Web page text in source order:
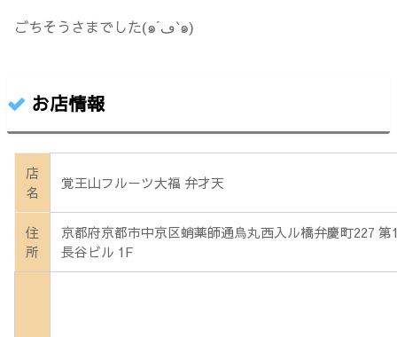
ごちそうさまでした(๑´ڡ`๑)
お店情報
店
名
覚王山フルーツ大福 弁才天
住
所
京都府京都市中京区蛸薬師通烏丸西入ル橋弁慶町227 第
長谷ビル 1F